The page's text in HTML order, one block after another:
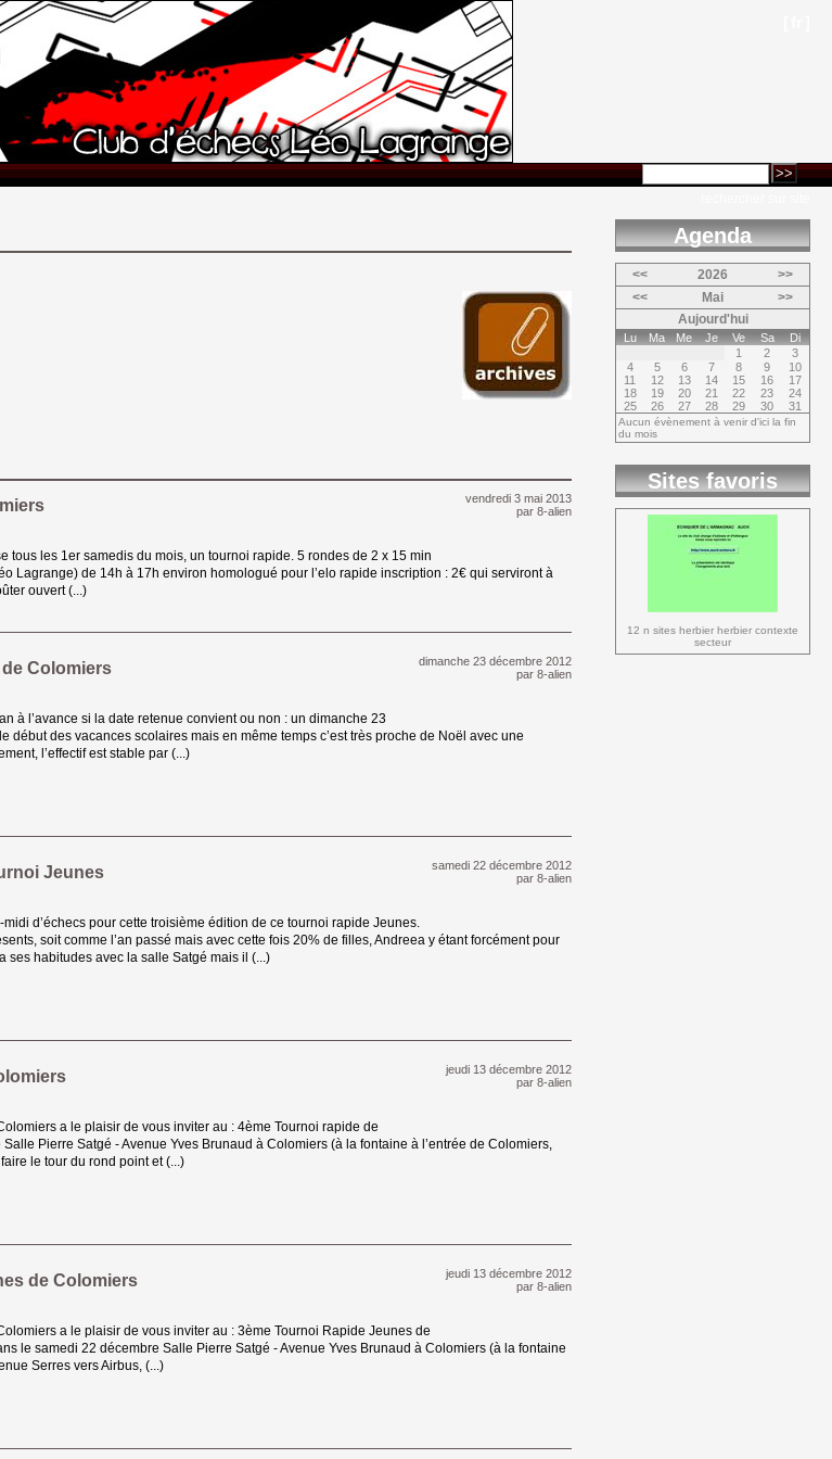
vendredi 3 mai 2013
par 8-alien
tous les 1er samedis du mois, un tournoi rapide. 5 rondes de 2 x 15 min
Lagrange) de 14h à 17h environ homologué pour l’elo rapide inscription : 2€ qui serviront à
ouvert (...)
dimanche 23 décembre 2012
par 8-alien
Colomiers
à l’avance si la date retenue convient ou non : un dimanche 23
début des vacances scolaires mais en même temps c’est très proche de Noël avec une
l’effectif est stable par (...)
samedi 22 décembre 2012
par 8-alien
Jeunes
d’échecs pour cette troisième édition de ce tournoi rapide Jeunes.
soit comme l’an passé mais avec cette fois 20% de filles, Andreea y étant forcément pour
ses habitudes avec la salle Satgé mais il (...)
jeudi 13 décembre 2012
par 8-alien
a le plaisir de vous inviter au : 4ème Tournoi rapide de
Pierre Satgé - Avenue Yves Brunaud à Colomiers (à la fontaine à l’entrée de Colomiers,
le tour du rond point et (...)
jeudi 13 décembre 2012
par 8-alien
de Colomiers
a le plaisir de vous inviter au : 3ème Tournoi Rapide Jeunes de
le samedi 22 décembre Salle Pierre Satgé - Avenue Yves Brunaud à Colomiers (à la fontaine
Serres vers Airbus, (...)
Agenda
<< 2026
>>
<<
Mai
>>
Aujourd'hui
Lu Ma Me Je Ve Sa
Di
1
2
3
4
5 6 7 8 9
10
11
12 13 14 15 16
17
18
19 20 21 22 23
24
25
26 27 28 29 30 31
Aucun évènement à venir d'ici la fin
du mois
Sites favoris
12 n sites herbier herbier contexte
secteur